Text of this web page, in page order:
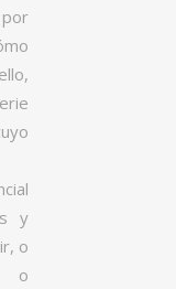
y
o
o